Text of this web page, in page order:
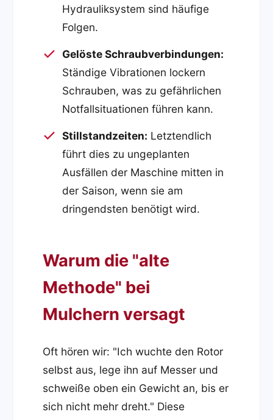
Hydrauliksystem sind häufige
Folgen.
Gelöste Schraubverbindungen:
Ständige Vibrationen lockern
Schrauben, was zu gefährlichen
Notfallsituationen führen kann.
Stillstandzeiten: Letztendlich
führt dies zu ungeplanten
Ausfällen der Maschine mitten in
der Saison, wenn sie am
dringendsten benötigt wird.
Warum die "alte
Methode" bei
Mulchern versagt
Oft hören wir: "Ich wuchte den Rotor
selbst aus, lege ihn auf Messer und
schweiße oben ein Gewicht an, bis er
sich nicht mehr dreht." Diese